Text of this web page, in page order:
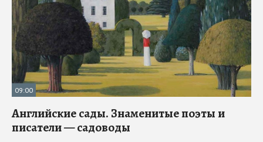
09:00
Английские сады. Знаменитые поэты и
писатели — садоводы